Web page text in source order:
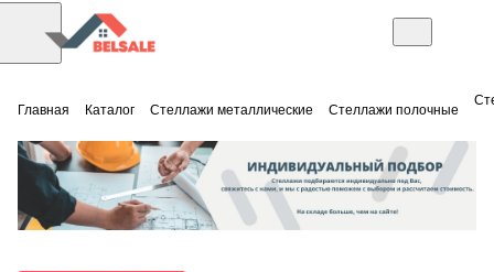
Главная Каталог Стеллажи металлические Стеллажи полочные